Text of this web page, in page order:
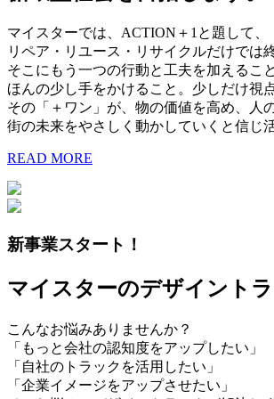
マイスターでは、ACTION＋1と題して、
リペア・リユース・リサイクルだけでは
そこにもう一つの行動と工夫を加えるこ
ほんの少し手をかけること。少しだけ視
その「＋ワン」が、物の価値を高め、人
街の未来をやさしく動かしていくと信じ
READ MORE
新事業スタート！
マイスターのデザイント
こんなお悩みありませんか？
「もっと会社の認知度をアップしたい」
「自社のトラックを活用したい」
「企業イメージをアップさせたい」